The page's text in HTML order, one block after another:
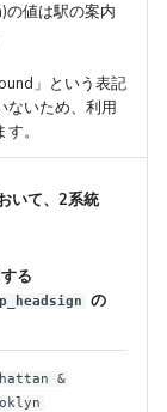
値は駅の案内
」という表記
ないため、利用
。
いて、2系統
る
の
&